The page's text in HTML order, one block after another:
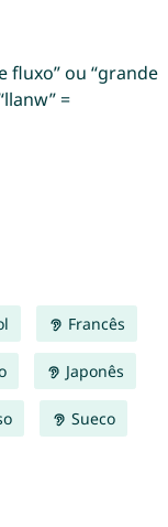
fluxo” ou “grande
=
Francês
Japonês
Sueco